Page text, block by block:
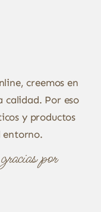
creemos en
calidad. Por eso
y productos
entorno.
por